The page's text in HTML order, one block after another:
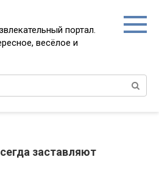
портал.
весёлое и
заставляют